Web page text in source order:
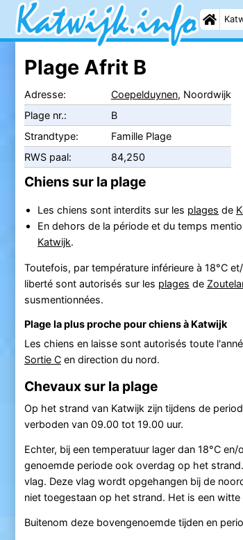
Plage Afrit B
Adresse: Coepelduynen, Noordwijk
Plage nr.:
B
Strandtype:
Famille Plage
RWS paal:
84,250
Chiens sur la plage
Les chiens sont interdits sur les plages de
En dehors de la période et du temps
Katwijk.
Toutefois, par température inférieure à 18°C
liberté sont autorisés sur les plages de
susmentionnées.
Plage la plus proche pour chiens à Katwijk
Les chiens en laisse sont autorisés toute
Sortie Cen direction du nord.
Chevaux sur la plage
Op het strand van Katwijk zijn tijdens de
verboden van 09.00 tot 19.00 uur.
Echter, bij een temperatuur lager dan 18°C
genoemde periode ook overdag op het
vlag. Deze vlag wordt opgehangen bij de
niet toegestaan op het strand. Het is een
Buitenom deze bovengenoemde tijden en